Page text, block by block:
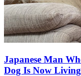
Japanese Man
Dog Is Now